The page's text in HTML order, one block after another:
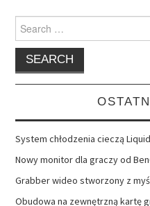
Search
for:
System chłodzenia cieczą
Nowy monitor dla graczy od
Grabber wideo stworzony z
Obudowa na zewnętrzną kartę